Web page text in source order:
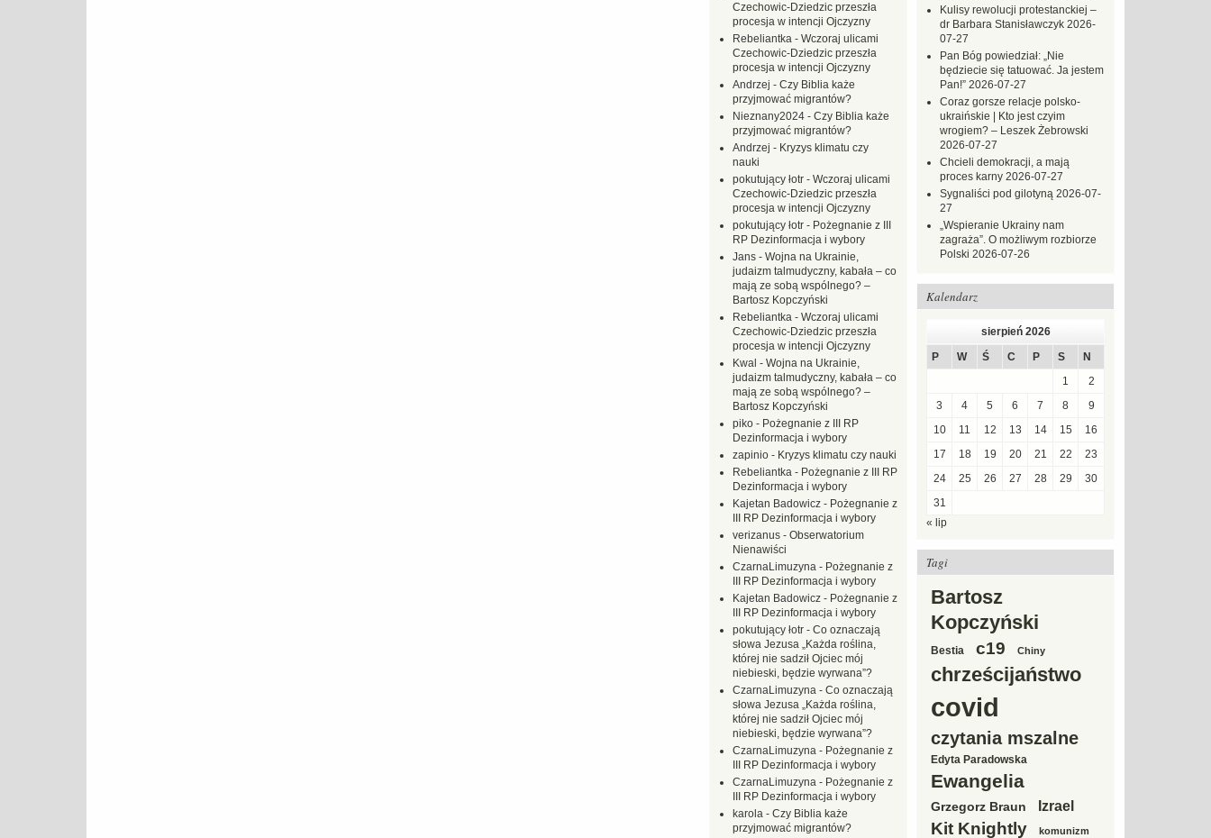
Kulisy rewolucji protestanckiej –
dr Barbara Stanisławczyk 2026-
07-27
Pan Bóg powiedział: „Nie
będziecie się tatuować. Ja jestem
Pan!” 2026-07-27
Coraz gorsze relacje polsko-
ukraińskie | Kto jest czyim
wrogiem? – Leszek Żebrowski
2026-07-27
Chcieli demokracji, a mają
proces karny 2026-07-27
Sygnaliści pod gilotyną 2026-07-
27
„Wspieranie Ukrainy nam
zagraża”. O możliwym rozbiorze
Polski 2026-07-26
Kalendarz
sierpień 2026
P
W Ś C P S
N
1
2
3
4 5 6 7 8
9
10
11 12 13 14 15
16
17
18 19 20 21 22
23
24
25 26 27 28 29
30
31
« lip
Tagi
Bartosz
Kopczyński
Bestia c19 Chiny
chrześcijaństwo
covid
czytania mszalne
Edyta Paradowska
Ewangelia
Grzegorz Braun Izrael
Kit Knightly komunizm
Czechowic-Dziedzic przeszła
procesja w intencji Ojczyzny
Rebeliantka - Wczoraj ulicami
Czechowic-Dziedzic przeszła
procesja w intencji Ojczyzny
Andrzej - Czy Biblia każe
przyjmować migrantów?
Nieznany2024 - Czy Biblia każe
przyjmować migrantów?
Andrzej - Kryzys klimatu czy
nauki
pokutujący łotr - Wczoraj ulicami
Czechowic-Dziedzic przeszła
procesja w intencji Ojczyzny
pokutujący łotr - Pożegnanie z III
RP Dezinformacja i wybory
Jans - Wojna na Ukrainie,
judaizm talmudyczny, kabała – co
mają ze sobą wspólnego? –
Bartosz Kopczyński
Rebeliantka - Wczoraj ulicami
Czechowic-Dziedzic przeszła
procesja w intencji Ojczyzny
Kwal - Wojna na Ukrainie,
judaizm talmudyczny, kabała – co
mają ze sobą wspólnego? –
Bartosz Kopczyński
piko - Pożegnanie z III RP
Dezinformacja i wybory
zapinio - Kryzys klimatu czy nauki
Rebeliantka - Pożegnanie z III RP
Dezinformacja i wybory
Kajetan Badowicz - Pożegnanie z
III RP Dezinformacja i wybory
verizanus - Obserwatorium
Nienawiści
CzarnaLimuzyna - Pożegnanie z
III RP Dezinformacja i wybory
Kajetan Badowicz - Pożegnanie z
III RP Dezinformacja i wybory
pokutujący łotr - Co oznaczają
słowa Jezusa „Każda roślina,
której nie sadził Ojciec mój
niebieski, będzie wyrwana”?
CzarnaLimuzyna - Co oznaczają
słowa Jezusa „Każda roślina,
której nie sadził Ojciec mój
niebieski, będzie wyrwana”?
CzarnaLimuzyna - Pożegnanie z
III RP Dezinformacja i wybory
CzarnaLimuzyna - Pożegnanie z
III RP Dezinformacja i wybory
karola - Czy Biblia każe
przyjmować migrantów?